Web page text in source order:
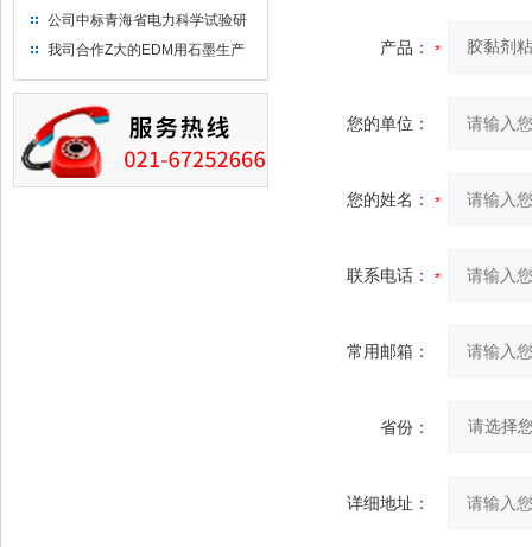
布供应商-南六企业！
公司中标青海省电力科学试验研
究院！
我司合作Z大的EDM用石墨生产
产品：
您的单位：
您的姓名：
联系电话：
常用邮箱：
省份：
详细地址：